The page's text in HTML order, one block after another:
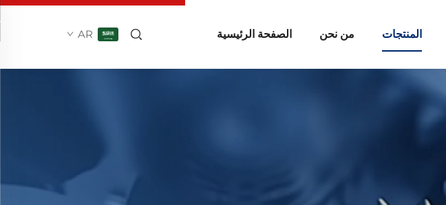
الصفحة الرئيسية من نحن المنتجات AR